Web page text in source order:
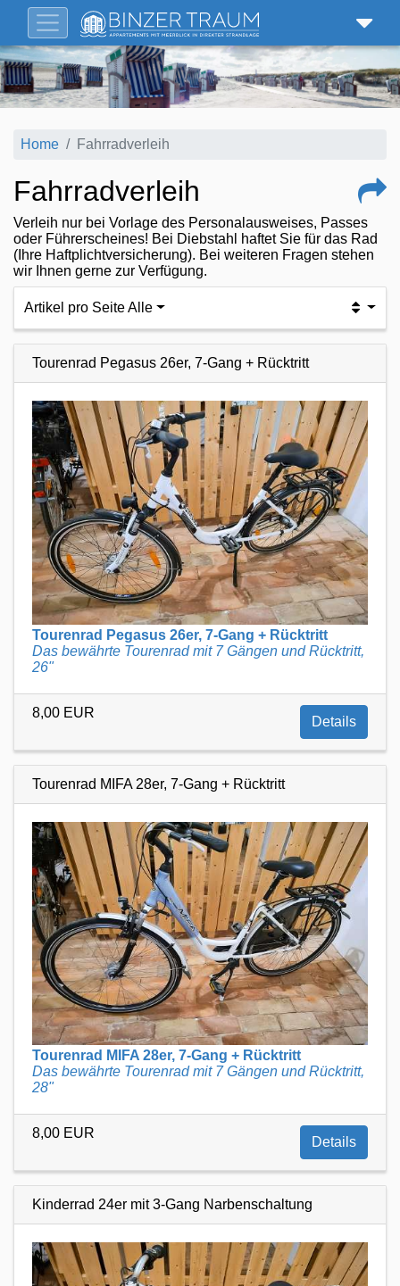
Home Fahrradverleih
Fahrradverleih
Verleih nur bei Vorlage des Personalausweises, Passes
oder Führerscheines! Bei Diebstahl haftet Sie für das Rad
(Ihre Haftplichtversicherung). Bei weiteren Fragen stehen
wir Ihnen gerne zur Verfügung.
Artikel pro Seite Alle
Tourenrad Pegasus 26er, 7-Gang + Rücktritt
Tourenrad Pegasus 26er, 7-Gang + Rücktritt
Das bewährte Tourenrad mit 7 Gängen und Rücktritt,
26"
8,00 EUR
Details
Tourenrad MIFA 28er, 7-Gang + Rücktritt
Tourenrad MIFA 28er, 7-Gang + Rücktritt
Das bewährte Tourenrad mit 7 Gängen und Rücktritt,
28"
8,00 EUR
Details
Kinderrad 24er mit 3-Gang Narbenschaltung